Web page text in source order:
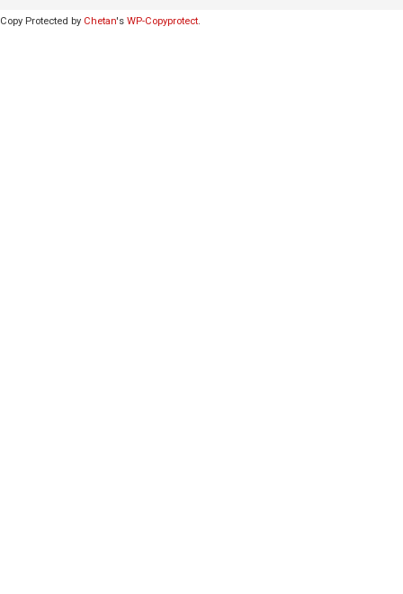
Copy Protected by Chetan's WP-Copyprotect.